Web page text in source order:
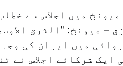
میں اجلاس سے
– ميونخ: "الشرق
میں ایران کی
ایک شرکائے اجلاس نے